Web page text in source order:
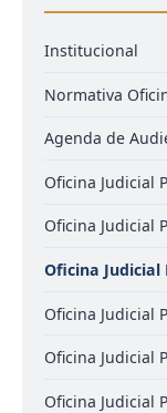
Institucional
Normativa
Agenda de
Oficina Judicial
Oficina Judicial
Oficina Judicial
Oficina Judicial
Oficina Judicial
Oficina Judicial